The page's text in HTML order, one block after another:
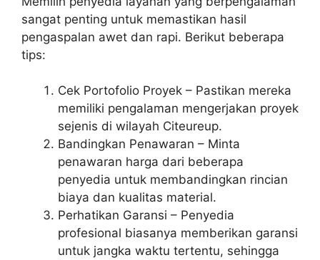
sangat penting untuk memastikan hasil
pengaspalan awet dan rapi. Berikut beberapa
tips:
Cek Portofolio Proyek – Pastikan mereka
memiliki pengalaman mengerjakan proyek
sejenis di wilayah Citeureup.
Bandingkan Penawaran – Minta
penawaran harga dari beberapa
penyedia untuk membandingkan rincian
biaya dan kualitas material.
Perhatikan Garansi – Penyedia
profesional biasanya memberikan garansi
untuk jangka waktu tertentu, sehingga